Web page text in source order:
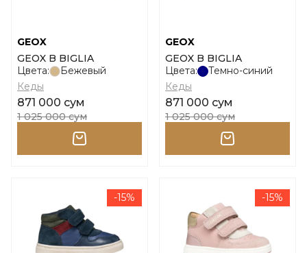
GEOX
GEOX B BIGLIA
Цвета:
Бежевый
Кеды
871 000 сум
1 025 000 сум
GEOX
GEOX B BIGLIA
Цвета:
Темно-синий
Кеды
871 000 сум
1 025 000 сум
-15% -15%